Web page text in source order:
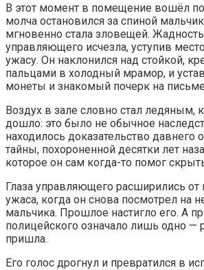
В этот момент в помещение вошёл
молча остановился за спиной
мгновенно стала зловещей.
управляющего исчезла, уступив
ужасу. Он наклонился над стойкой,
пальцами в холодный мрамор, и
монеты и знакомый почерк на
Воздух в зале словно стал ледяным,
дошло: это было не обычное
находилось доказательство давнего
тайны, похороненной десятки лет
которое он сам когда-то помог
Глаза управляющего расширились от
ужаса, когда он снова посмотрел на
мальчика. Прошлое настигло его. А
полицейского означало лишь одно —
пришла.
Его голос дрогнул и превратился в